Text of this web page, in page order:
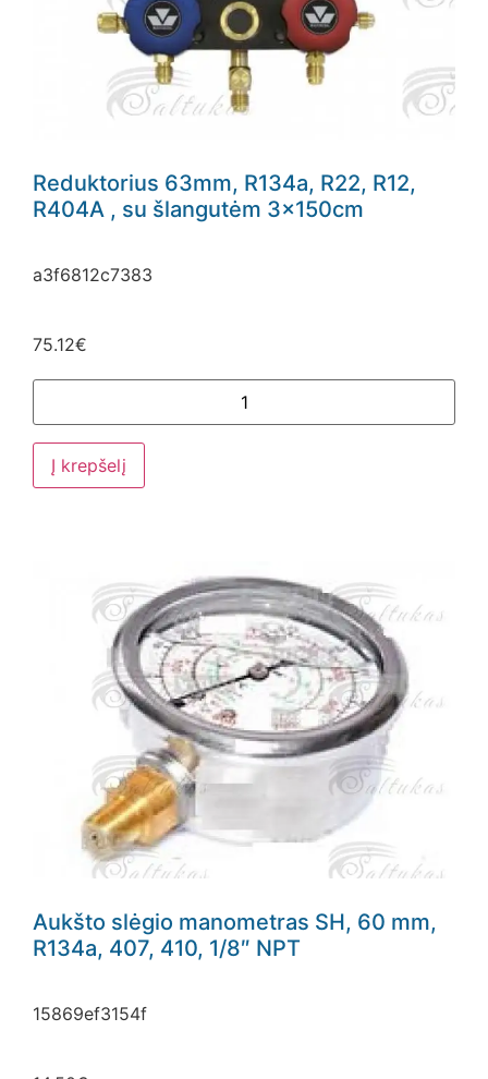
Reduktorius 63mm, R134a, R22, R12,
R404A , su šlangutėm 3x150cm
a3f6812c7383
75.12€
Į krepšelį
Aukšto slėgio manometras SH, 60 mm,
R134a, 407, 410, 1/8″ NPT
15869ef3154f